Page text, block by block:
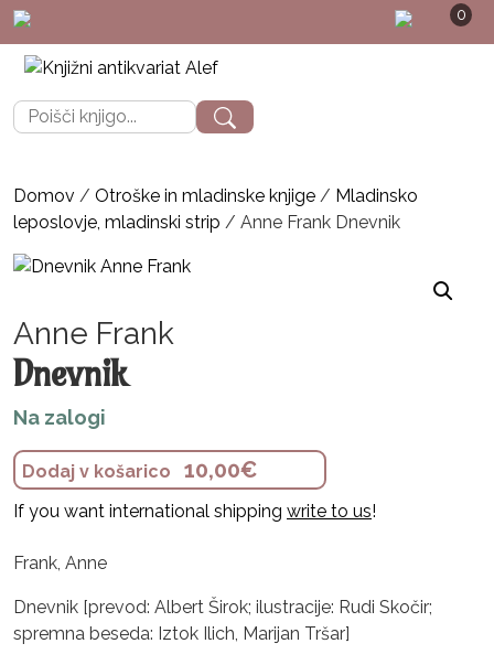
POŠTNINA:
0
Išči:
Domov / Otroške in mladinske knjige / Mladinsko
leposlovje, mladinski strip / Anne Frank Dnevnik
Anne Frank
Dnevnik
Na zalogi
Dodaj v košarico 10,00€
If you want international shipping write to us!
Frank, Anne
Dnevnik [prevod: Albert Širok; ilustracije: Rudi Skočir;
spremna beseda: Iztok Ilich, Marijan Tršar]